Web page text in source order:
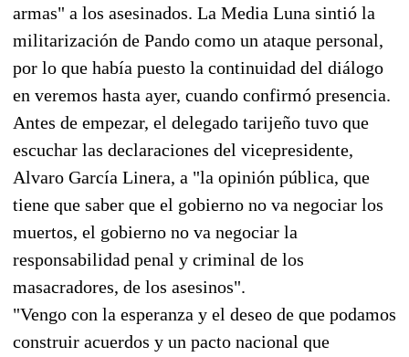
armas" a los asesinados. La Media Luna sintió la
militarización de Pando como un ataque personal,
por lo que había puesto la continuidad del diálogo
en veremos hasta ayer, cuando confirmó presencia.
Antes de empezar, el delegado tarijeño tuvo que
escuchar las declaraciones del vicepresidente,
Alvaro García Linera, a "la opinión pública, que
tiene que saber que el gobierno no va negociar los
muertos, el gobierno no va negociar la
responsabilidad penal y criminal de los
masacradores, de los asesinos".
"Vengo con la esperanza y el deseo de que podamos
construir acuerdos y un pacto nacional que